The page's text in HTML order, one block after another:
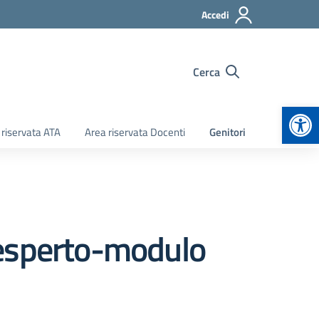
Accedi
Cerca
ATA Area riservata Docenti Genitori
modulo